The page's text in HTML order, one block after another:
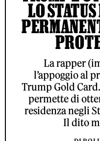
LO
La rapper
l’appoggio al
Trump Gold
permette di
residenza negli
Il dito